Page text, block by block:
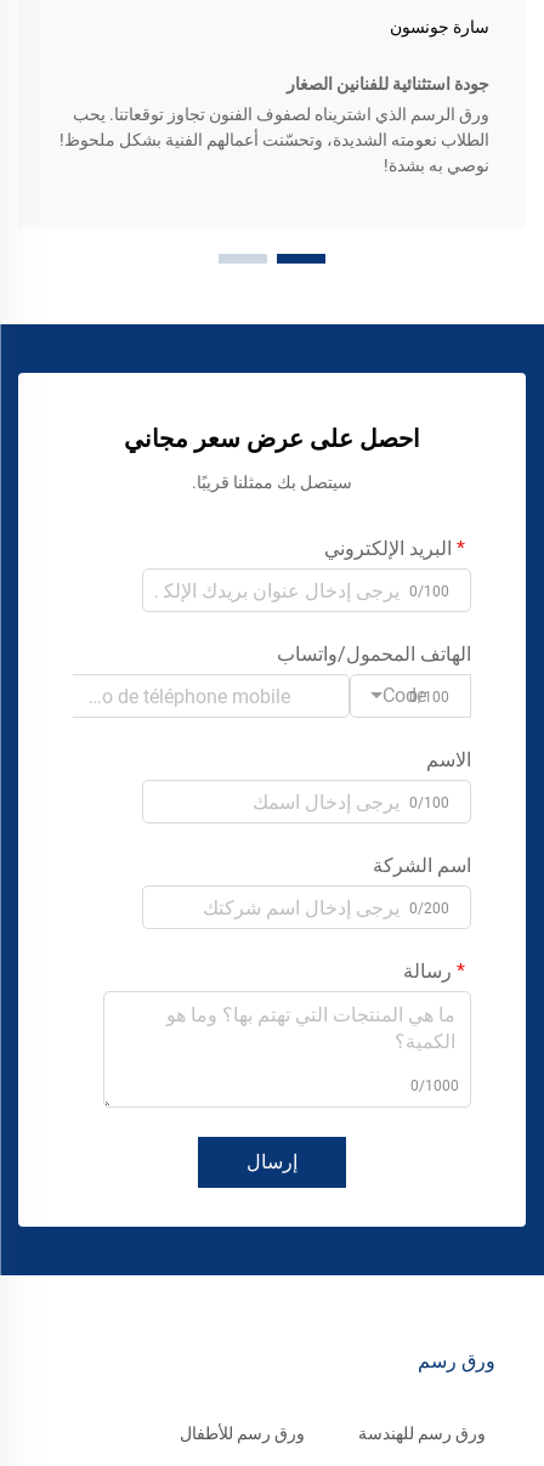
سارة جونسون
جودة استثنائية للفنانين الصغار
ورق الرسم الذي اشتريناه لصفوف الفنون تجاوز توقعاتنا. يحب
الطلاب نعومته الشديدة، وتحسّنت أعمالهم الفنية بشكل ملحوظ!
نوصي به بشدة!
احصل على عرض سعر مجاني
سيتصل بك ممثلنا قريبًا.
البريد الإلكتروني
0/100
الهاتف المحمول/واتساب
Code0/100
الاسم
0/100
اسم الشركة
0/200
رسالة
0/1000
إرسال
ورق رسم
ورق رسم للهندسة ورق رسم للأطفال